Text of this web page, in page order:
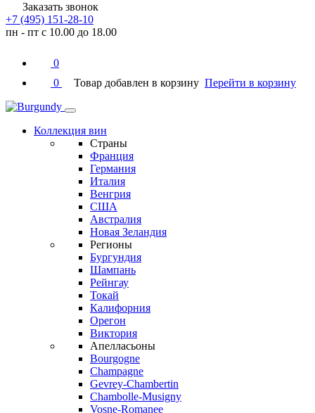
Заказать звонок
+7 (495) 151-28-10
пн - пт с 10.00 до 18.00
0
0
Товар добавлен в корзину Перейти в корзину
Коллекция вин
Страны
Франция
Германия
Италия
Венгрия
США
Австралия
Новая Зеландия
Регионы
Бургундия
Шампань
Рейнгау
Токай
Калифорния
Орегон
Виктория
Апелласьоны
Bourgogne
Champagne
Gevrey-Chambertin
Chambolle-Musigny
Vosne-Romanee